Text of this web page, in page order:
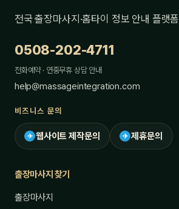
전국 출장마사지·홈타이 정보 안내 플랫폼
0508-202-4711
전화예약 · 연중무휴 상담 안내
help@massageintegration.com
비즈니스 문의
✈ 웹사이트 제작문의 ✈ 제휴문의
출장마사지 찾기
출장마사지